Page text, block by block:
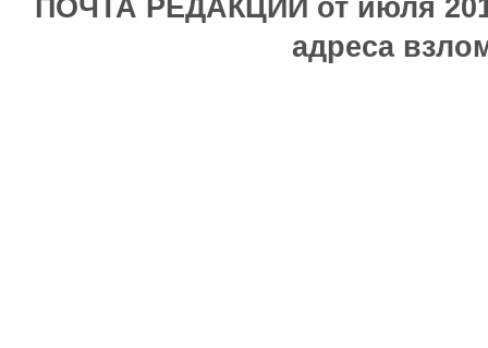
ПОЧТА РЕДАКЦИИ от июля
адреса